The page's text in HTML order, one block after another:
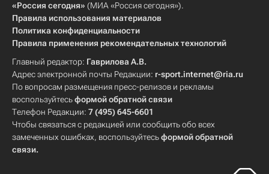
«Россия сегодня» (МИА «Россия сегодня»).
Правила использования материалов
Политика конфиденциальности
Правила применения рекомендательных технологий
Главный редактор: Гаврилова А.В.
Адрес электронной почты Редакции: r-sport.internet@ria.ru
По вопросам размещения пресс-релизов и рекламы
воспользуйтесьформой обратной связи
Телефон Редакции: 7 (495) 645-6601
Чтобы связаться с редакцией или сообщить обо всех
замеченных ошибках, воспользуйтесьформой обратной
связи.